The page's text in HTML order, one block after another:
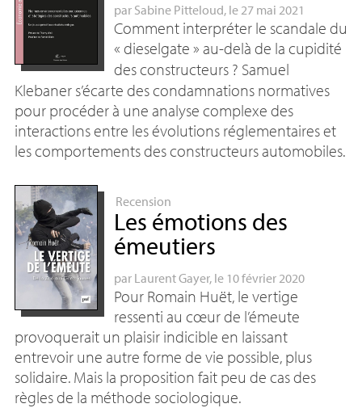
par Sabine Pitteloud, le 27 mai 2021
Comment interpréter le scandale du
« dieselgate » au-delà de la cupidité
des constructeurs ? Samuel
Klebaner s’écarte des condamnations normatives
pour procéder à une analyse complexe des
interactions entre les évolutions réglementaires et
les comportements des constructeurs automobiles.
Recension
Les émotions des
émeutiers
par Laurent Gayer, le 10 février 2020
Pour Romain Huët, le vertige
ressenti au cœur de l’émeute
provoquerait un plaisir indicible en laissant
entrevoir une autre forme de vie possible, plus
solidaire. Mais la proposition fait peu de cas des
règles de la méthode sociologique.